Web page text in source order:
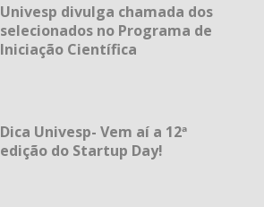
Univesp divulga chamada dos
selecionados no Programa de
Iniciação Científica
Dica Univesp- Vem aí a 12ª
edição do Startup Day!